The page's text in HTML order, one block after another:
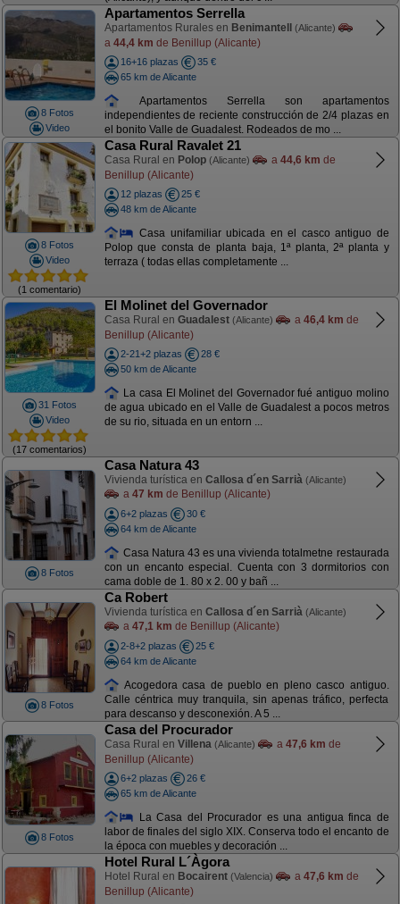
8 Fotos
Video
Apartamentos Serrella
Apartamentos Rurales en Benimantell (Alicante)
a 44,4 km de Benillup (Alicante)
16+16 plazas
35 €
65 km de Alicante
Apartamentos Serrella son apartamentos
independientes de reciente construcción de 2/4 plazas en
el bonito Valle de Guadalest. Rodeados de mo ...
8 Fotos
Video
(1 comentario)
Casa Rural Ravalet 21
Casa Rural en Polop (Alicante) a 44,6 km de
Benillup (Alicante)
12 plazas
25 €
48 km de Alicante
Casa unifamiliar ubicada en el casco antiguo de
Polop que consta de planta baja, 1ª planta, 2ª planta y
terraza ( todas ellas completamente ...
31 Fotos
Video
(17 comentarios)
El Molinet del Governador
Casa Rural en Guadalest (Alicante) a 46,4 km de
Benillup (Alicante)
2-21+2 plazas
28 €
50 km de Alicante
La casa El Molinet del Governador fué antiguo molino
de agua ubicado en el Valle de Guadalest a pocos metros
de su rio, situada en un entorn ...
8 Fotos
Casa Natura 43
Vivienda turística en Callosa d´en Sarrià (Alicante)
a 47 km de Benillup (Alicante)
6+2 plazas
30 €
64 km de Alicante
Casa Natura 43 es una vivienda totalmetne restaurada
con un encanto especial. Cuenta con 3 dormitorios con
cama doble de 1. 80 x 2. 00 y bañ ...
8 Fotos
Ca Robert
Vivienda turística en Callosa d´en Sarrià (Alicante)
a 47,1 km de Benillup (Alicante)
2-8+2 plazas
25 €
64 km de Alicante
Acogedora casa de pueblo en pleno casco antiguo.
Calle céntrica muy tranquila, sin apenas tráfico, perfecta
para descanso y desconexión. A 5 ...
8 Fotos
Casa del Procurador
Casa Rural en Villena (Alicante) a 47,6 km de
Benillup (Alicante)
6+2 plazas
26 €
65 km de Alicante
La Casa del Procurador es una antigua finca de
labor de finales del siglo XIX. Conserva todo el encanto de
la época con muebles y decoración ...
Hotel Rural L´Àgora
Hotel Rural en Bocairent (Valencia) a 47,6 km de
Benillup (Alicante)